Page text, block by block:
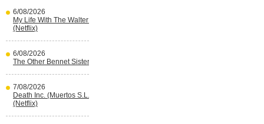
6/08/2026
My Life With The Walter Boys s3
(Netflix)
6/08/2026
The Other Bennet Sister (HBO Max)
7/08/2026
Death Inc. (Muertos S.L.) s4 (Spaans)
(Netflix)